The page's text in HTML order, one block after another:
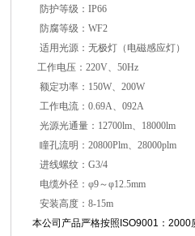
防护等级：IP66
防腐等级：WF2
适用光源：无极灯（电磁感应灯）
工作电压：220V、50Hz
额定功率：150W、200W
工作电流：0.69A、092A
光源光通量：12700lm、18000lm
瞳孔流明：20800Plm、28000plm
进线螺纹：G3/4
电缆外径：φ9～φ12.5mm
安装高度：8-15m
本公司产品严格按照ISO9001：